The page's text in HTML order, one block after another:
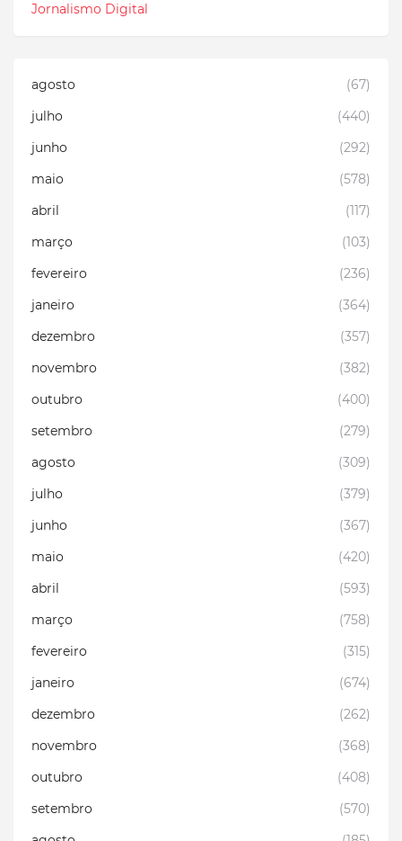
Jornalismo Digital
agosto
(67)
julho
(440)
junho
(292)
maio
(578)
abril
(117)
março
(103)
fevereiro
(236)
janeiro
(364)
dezembro
(357)
novembro
(382)
outubro
(400)
setembro
(279)
agosto
(309)
julho
(379)
junho
(367)
maio
(420)
abril
(593)
março
(758)
fevereiro
(315)
janeiro
(674)
dezembro
(262)
novembro
(368)
outubro
(408)
setembro
(570)